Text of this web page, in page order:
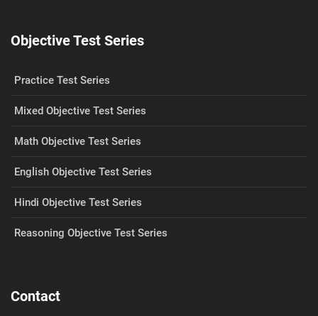
Objective Test Series
Practice Test Series
Mixed Objective Test Series
Math Objective Test Series
English Objective Test Series
Hindi Objective Test Series
Reasoning Objective Test Series
Contact